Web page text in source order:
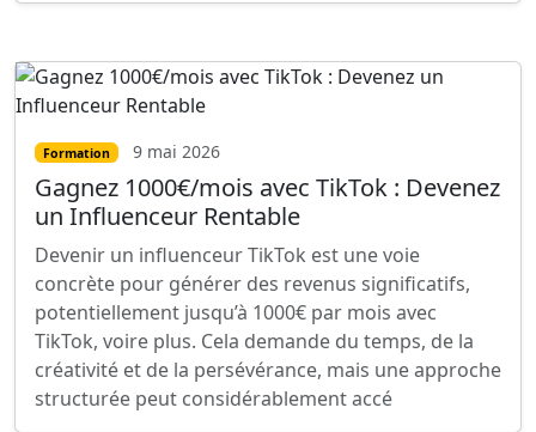
Formation 9 mai 2026
Gagnez 1000€/mois avec TikTok : Devenez
un Influenceur Rentable
Devenir un influenceur TikTok est une voie
concrète pour générer des revenus significatifs,
potentiellement jusqu’à 1000€ par mois avec
TikTok, voire plus. Cela demande du temps, de la
créativité et de la persévérance, mais une approche
structurée peut considérablement accé